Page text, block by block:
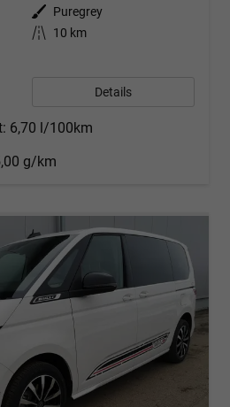
Außenfarbe
Puregrey
Kilometerstand
10 km
Details
6,70 l/100km
g/km